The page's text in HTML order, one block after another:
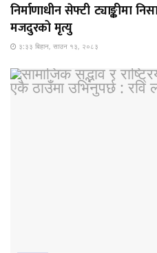
निर्माणाधीन सेफ्टी ट्याङ्कीमा
मजदुरको मृत्यु
३:३३ बिहान, साउन १३, २०८३